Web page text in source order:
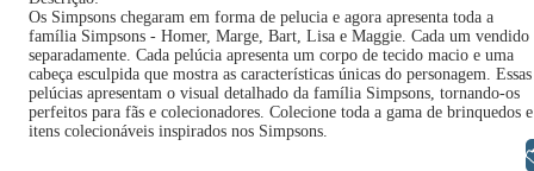
Os Simpsons chegaram em forma de pelucia e agora apresenta toda a
família Simpsons - Homer, Marge, Bart, Lisa e Maggie. Cada um vendido
separadamente. Cada pelúcia apresenta um corpo de tecido macio e uma
cabeça esculpida que mostra as características únicas do personagem. Essas
pelúcias apresentam o visual detalhado da família Simpsons, tornando-os
perfeitos para fãs e colecionadores. Colecione toda a gama de brinquedos e
itens colecionáveis ​​inspirados nos Simpsons.